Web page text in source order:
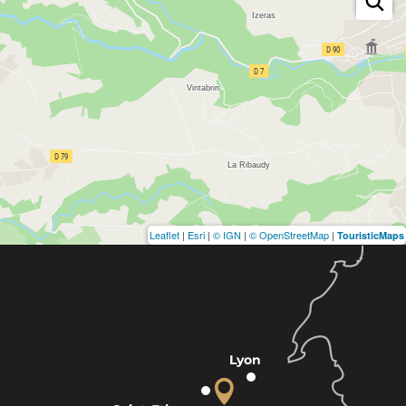
Leaflet | Esri | © IGN | © OpenStreetMap | TouristicMaps
Lyon